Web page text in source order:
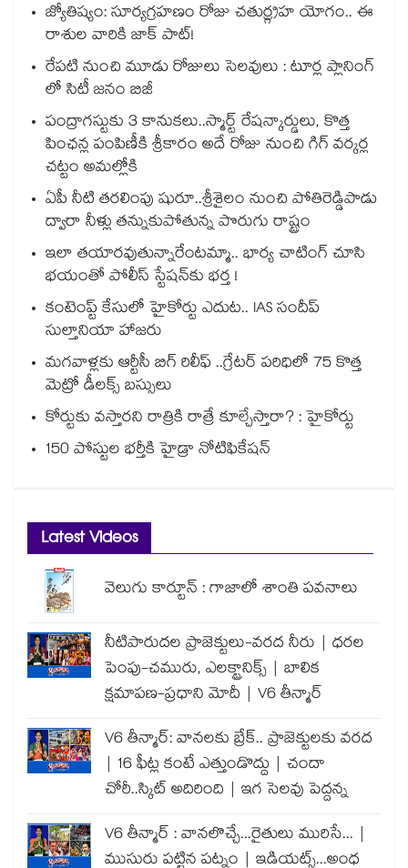
జ్యోతిష్యం: సూర్యగ్రహణం రోజు చతుర్గ్రహ యోగం.. ఈ
రాశుల వారికి జాక్ పాట్!
రేపటి నుంచి మూడు రోజులు సెలవులు : టూర్ల ప్లానింగ్
లో సిటీ జనం బిజీ
పంద్రాగస్టుకు 3 కానుకలు..స్మార్ట్ రేషన్కార్డులు, కొత్త
పింఛన్ల పంపిణీకి శ్రీకారం అదే రోజు నుంచి గిగ్ వర్కర్ల
చట్టం అమల్లోకి
ఏపీ నీటి తరలింపు షురూ..శ్రీశైలం నుంచి పోతిరెడ్డిపాడు
ద్వారా నీళ్లు తన్నుకుపోతున్న పొరుగు రాష్ట్రం
ఇలా తయారవుతున్నారేంటమ్మా.. భార్య చాటింగ్ చూసి
భయంతో పోలీస్ స్టేషన్⁫కు భర్త !
కంటెంప్ట్ కేసులో హైకోర్టు ఎదుట.. IAS సందీప్
సుల్తానియా హాజరు
మగవాళ్లకు ఆర్టీసీ బిగ్ రిలీఫ్ ..గ్రేటర్ పరిధిలో 75 కొత్త
మెట్రో డీలక్స్ బస్సులు
కోర్టుకు వస్తారని రాత్రికి రాత్రే కూల్చేస్తారా? : హైకోర్టు
150 పోస్టుల భర్తీకి హైడ్రా నోటిఫికేషన్
Latest Videos
వెలుగు కార్టూన్ : గాజాలో శాంతి పవనాలు
నీటిపారుదల ప్రాజెక్టులు-వరద నీరు | ధరల
పెంపు-చమురు, ఎలక్ట్రానిక్స్ | బాలిక
క్షమాపణ-ప్రధాని మోదీ | V6 తీన్మార్
V6 తీన్మార్: వానలకు బ్రేక్.. ప్రాజెక్టులకు వరద
| 16 ఫీట్ల కంటే ఎత్తుండొద్దు | చందా
చోరీ..స్కిట్ అదిరింది | ఇగ సెలవు పెద్దన్న
V6 తీన్మార్ : వానలొచ్చే...రైతులు మురిసే... |
ముసురు పట్టిన పట్నం | ఇడియట్స్...అంధ